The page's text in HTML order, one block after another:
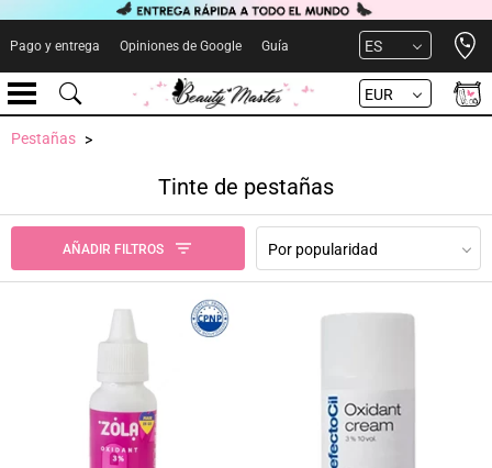
Pago y entrega Opiniones de Google Guía ES
EUR
Pestañas
Tinte de pestañas
AÑADIR FILTROS Por popularidad